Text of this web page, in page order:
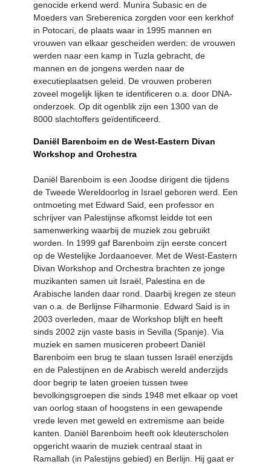
genocide erkend werd. Munira Subasic en de
Moeders van Sreberenica zorgden voor een kerkhof
in Potocari, de plaats waar in 1995 mannen en
vrouwen van elkaar gescheiden werden: de vrouwen
werden naar een kamp in Tuzla gebracht, de
mannen en de jongens werden naar de
executieplaatsen geleid. De vrouwen proberen
zoveel mogelijk lijken te identificeren o.a. door DNA-
onderzoek. Op dit ogenblik zijn een 1300 van de
8000 slachtoffers geïdentificeerd.
Daniël Barenboim en de West-Eastern Divan
Workshop and Orchestra
Daniël Barenboim is een Joodse dirigent die tijdens
de Tweede Wereldoorlog in Israel geboren werd. Een
ontmoeting met Edward Said, een professor en
schrijver van Palestijnse afkomst leidde tot een
samenwerking waarbij de muziek zou gebruikt
worden. In 1999 gaf Barenboim zijn eerste concert
op de Westelijke Jordaanoever. Met de West-Eastern
Divan Workshop and Orchestra brachten ze jonge
muzikanten samen uit Israël, Palestina en de
Arabische landen daar rond. Daarbij kregen ze steun
van o.a. de Berlijnse Filharmonie. Edward Said is in
2003 overleden, maar de Workshop blijft en heeft
sinds 2002 zijn vaste basis in Sevilla (Spanje). Via
muziek en samen musiceren probeert Daniël
Barenboim een brug te slaan tussen Israël enerzijds
en de Palestijnen en de Arabisch wereld anderzijds
door begrip te laten groeien tussen twee
bevolkingsgroepen die sinds 1948 met elkaar op voet
van oorlog staan of hoogstens in een gewapende
vrede leven met geweld en extremisme aan beide
kanten. Daniël Barenboim heeft ook kleuterscholen
opgericht waarin de muziek centraal staat in
Ramallah (in Palestijns gebied) en Berlijn. Hij gaat er